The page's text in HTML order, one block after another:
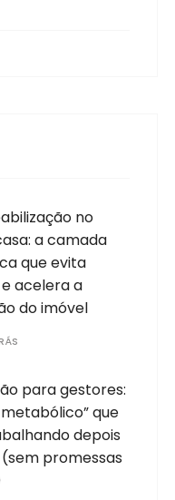
no
a camada
que evita
acelera a
do imóvel
para gestores:
que
depois
promessas